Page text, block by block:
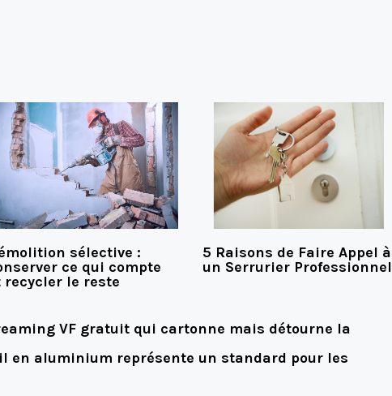
sélective :
ce qui compte
recycler le reste
5 Raisons de Faire Appel à
un Serrurier Professionnel
VF gratuit qui cartonne mais détourne la
en aluminium représente un standard pour les